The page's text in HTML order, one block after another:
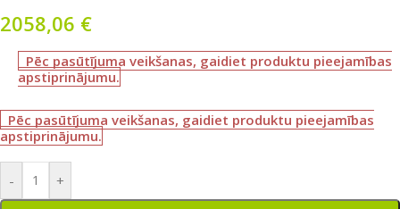
2058,06 €
Pēc pasūtījuma veikšanas, gaidiet produktu pieejamības
apstiprinājumu.
Pēc pasūtījuma veikšanas, gaidiet produktu pieejamības
apstiprinājumu.
- +